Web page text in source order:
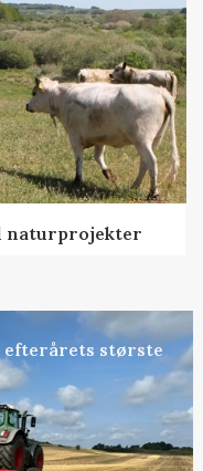
naturprojekter
efterårets største